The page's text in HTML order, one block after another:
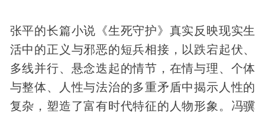
张平的长篇小说《生死守护》真实反映现实生
活中的正义与邪恶的短兵相接，以跌宕起伏、
多线并行、悬念迭起的情节，在情与理、个体
与整体、人性与法治的多重矛盾中揭示人性的
复杂，塑造了富有时代特征的人物形象。冯骥